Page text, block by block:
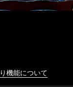
機能について